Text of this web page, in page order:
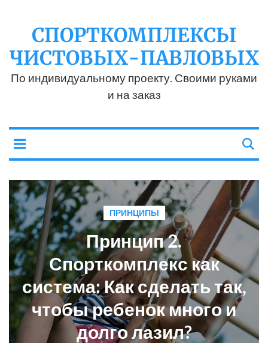
СПОРТКОМПЛЕКСЫ
ЧИСТОВЫХ-ПАВЛОВЫХ
По индивидуальному проекту. Своими руками
и на заказ
ПРИНЦИПЫ
Принцип 2.
Спорткомплекс как
система: Как сделать так,
чтобы ребенок много и
долго лазил?